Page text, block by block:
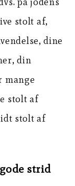
stolt af,
dine
din
mange
stolt af
stolt af
strid